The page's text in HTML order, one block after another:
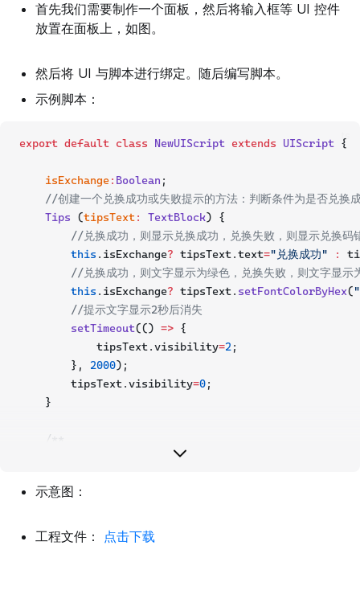
首先我们需要制作一个面板，然后将输入框等 UI 控件
放置在面板上，如图。
然后将 UI 与脚本进行绑定。随后编写脚本。
示例脚本：
ts
export default class NewUIScript extends UIScript {
isExchange: Boolean ;
//创建一个兑换成功或失败提示的方法：判断条件为是否兑换
Tips (tipsText : TextBlock) {
//兑换成功，则显示兑换成功，兑换失败，则显示兑换码
this .isExchange? tipsText.text="兑换成功" :
//兑换成功，则文字显示为绿色，兑换失败，则文字显示
this .isExchange? tipsText. setFontColorByHex(
//提示文字显示2秒后消失
setTimeout(() => {
            tipsText.visibility
=2 ;
        },
2000);
        tipsText.visibility
=0;
    }
/**
     * 构造UI文件成功后，在合适的时机最先初始化一次
protected
this
.canUpdate
示意图：
工程文件： 点击下载